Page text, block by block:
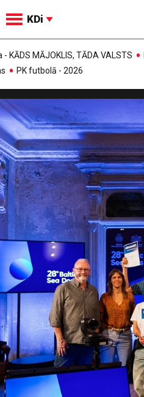
KDi
- KĀDS MĀJOKLIS, TĀDA VALSTS
PK futbolā - 2026